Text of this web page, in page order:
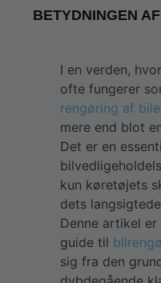
BETYDNINGEN
I en verden,
ofte fungerer
rengøring af
mere end blot
Det er en
kun køretøjets
dets
Denne artikel
guide til
sig fra den